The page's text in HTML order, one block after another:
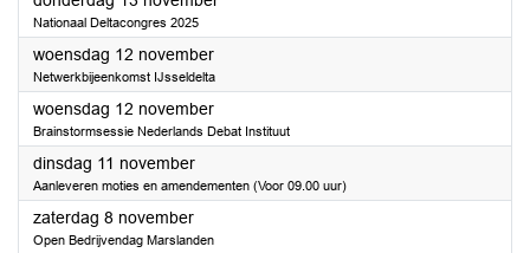
Nationaal Deltacongres 2025
woensdag 12 november2025
Netwerkbijeenkomst IJsseldelta
woensdag 12 november2025
Brainstormsessie Nederlands Debat Instituut
dinsdag 11 november2025
Aanleveren moties en amendementen (Voor 09.00 uur)
zaterdag 8 november2025
Open Bedrijvendag Marslanden